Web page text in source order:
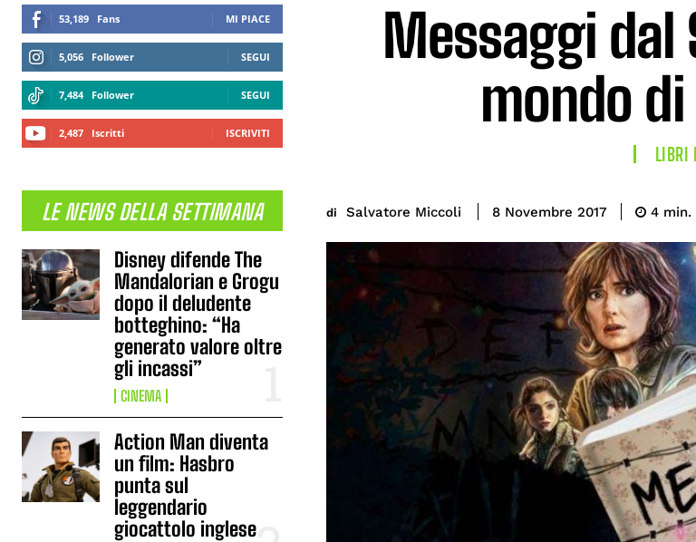
53,189 Fans MI PIACE
5,056 Follower SEGUI
7,484 Follower SEGUI
2,487 Iscritti ISCRIVITI
LE NEWS DELLA SETTIMANA
Disney difende The
Mandalorian e Grogu
dopo il deludente
botteghino: “Ha
generato valore oltre
gli incassi”
CINEMA
Action Man diventa
un film: Hasbro
punta sul
leggendario
giocattolo inglese
Messaggi dal
mondo
LIBRI
di Salvatore Miccoli 8 Novembre 2017 4 min.